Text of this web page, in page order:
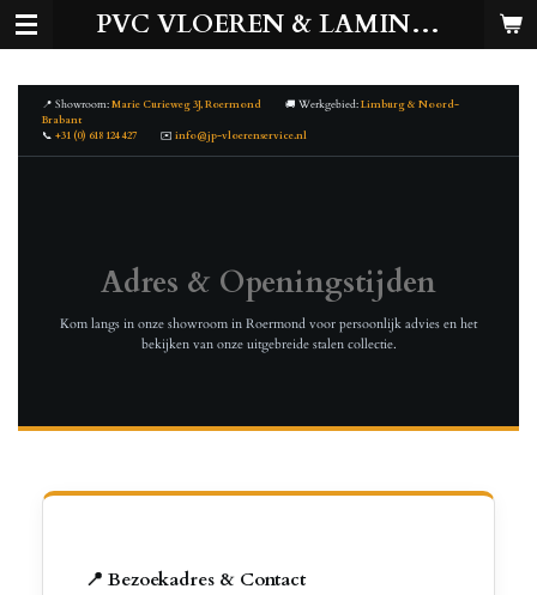
Ga
direct
naar
hoofdinhoud
PVC VLOEREN & LAMINAAT
📍 Showroom:Marie Curieweg 3J, Roermond 🚚 Werkgebied:Limburg & Noord-
Brabant
📞 +31 (0) 618 124 427 ✉️ info@jp-vloerenservice.nl
Adres & Openingstijden
Kom langs in onze showroom in Roermond voor persoonlijk advies en het
bekijken van onze uitgebreide stalen collectie.
📍 Bezoekadres & Contact